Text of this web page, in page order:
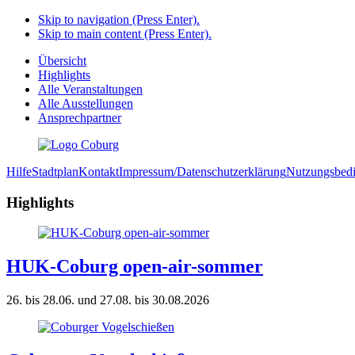
Skip to navigation (Press Enter).
Skip to main content (Press Enter).
Übersicht
Highlights
Alle Veranstaltungen
Alle Ausstellungen
Ansprechpartner
HilfeStadtplanKontaktImpressum/Datenschutzerklärung
Highlights
HUK-Coburg open-air-sommer
26. bis 28.06. und 27.08. bis 30.08.2026